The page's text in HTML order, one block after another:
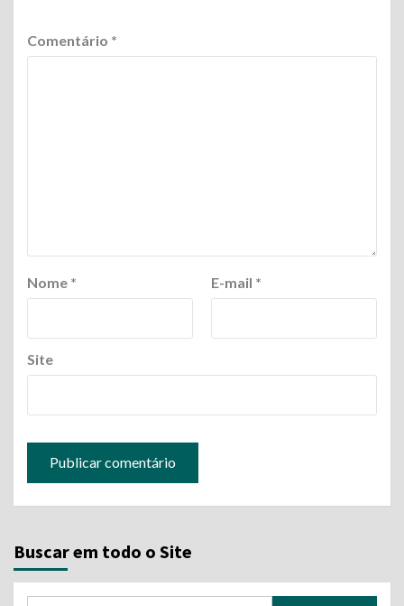
Comentário *
Nome * E-mail *
Site
Buscar em todo o Site